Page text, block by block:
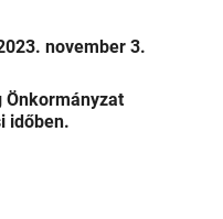
november 3.
Önkormányzat
időben.